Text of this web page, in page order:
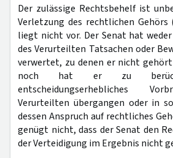
Der zulässige Rechtsbehelf ist
Verletzung des rechtlichen
liegt nicht vor. Der Senat hat
des Verurteilten Tatsachen oder
verwertet, zu denen er nicht
noch hat er zu
entscheidungserhebliches
Verurteilten übergangen oder in
dessen Anspruch auf rechtliches
genügt nicht, dass der Senat den
der Verteidigung im Ergebnis nicht